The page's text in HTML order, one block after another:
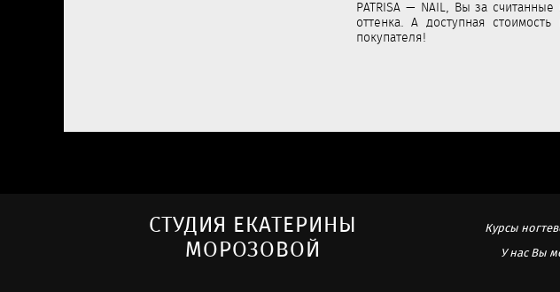
PATRISA — NAIL, Вы за
оттенка. А доступная
покупателя!
СТУДИЯ ЕКАТЕРИНЫ
МОРОЗОВОЙ
Курсы
У нас Вы